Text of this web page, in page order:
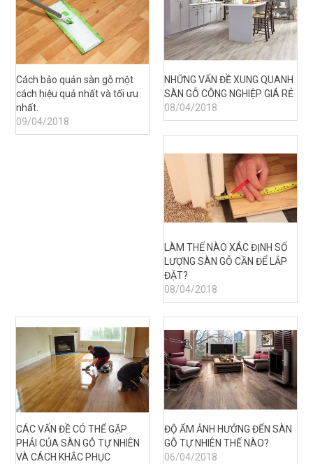
Cách bảo quản sàn gỗ một
cách hiệu quả nhất và tối ưu
nhất.
09/04/2018
NHỮNG VẤN ĐỀ XUNG QUANH
SÀN GỖ CÔNG NGHIỆP GIÁ RẺ
08/04/2018
LÀM THẾ NÀO XÁC ĐỊNH SỐ
LƯỢNG SÀN GỖ CẦN ĐỂ LẮP
ĐẶT?
08/04/2018
CÁC VẤN ĐỀ CÓ THỂ GẶP
PHẢI CỦA SÀN GỖ TỰ NHIÊN
VÀ CÁCH KHẮC PHỤC
ĐỘ ẨM ẢNH HƯỞNG ĐẾN SÀN
GỖ TỰ NHIÊN THẾ NÀO?
06/04/2018